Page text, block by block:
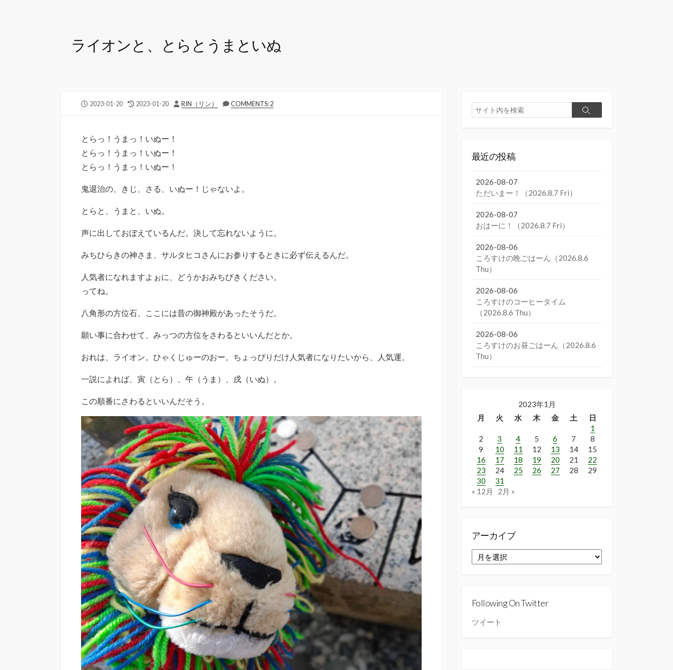
ライオンと、とらとうまといぬ
公
2023-01-20
最
日
2023-01-20
投
RIN（リン） COMMENTS: 2
とらっ！うまっ！いぬー！
とらっ！うまっ！いぬー！
とらっ！うまっ！いぬー！
鬼退治の、きじ、さる、いぬー！じゃないよ。
とらと、うまと、いぬ。
声に出しておぼえているんだ。決して忘れないように。
みちひらきの神さま、サルタヒコさんにお参りするときに必ず伝えるんだ。
人気者になれますよぉに、どうかおみちびきください。
ってね。
八角形の方位石、ここには昔の御神殿があったそうだ。
願い事に合わせて、みっつの方位をさわるといいんだとか。
おれは、ライオン。ひゃくじゅーのおー。ちょっぴりだけ人気者になりたいから、人気運。
一説によれば、寅（とら）、午（うま）、戌（いぬ）。
この順番にさわるといいんだそう。
検
索
検
最近の投稿
2026-08-07
ただいまー！（2026.8.7 Fri）
2026-08-07
おはーに！（2026.8.7 Fri）
2026-08-06
ころすけの晩ごはーん（2026.8.6
Thu）
2026-08-06
ころすけのコーヒータイム
（2026.8.6 Thu）
2026-08-06
ころすけのお昼ごはーん（2026.8.6
Thu）
2023年1月
月
火 水 木 金 土
日
1
2
3 4 5 6 7
8
9
10 11 12 13 14
15
16
17 18 19 20 21
22
23
24 25 26 27 28
29
30
31
« 12月
2月 »
アーカイブ
ー
Following On Twitter
ツイート